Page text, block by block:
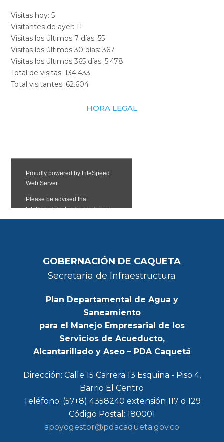
Visitas hoy:5
Visitantes de ayer:11
Visitas los últimos 7 días:55
Visitas los últimos 30 días:367
Visitas los últimos 365 días:5.478
Total de visitas:134.433
Total visitantes: 62.604
HORA LEGAL
GOBERNACIÓN DE CAQUETA
Secretaría de Infraestructura
Plan Departamental de Agua y
Saneamiento
para el Manejo Empresarial de los
Servicios de Acueducto,
Alcantarillado y Aseo – PDA Caquetá
Dirección: Calle 15 Carrera 13 Esquina - Piso 4,
Barrio El Centro
Teléfono: (57+8) 4358240 extensión 117 o 129
Código Postal: 180001
apoyogestor@pdacaqueta.gov.co